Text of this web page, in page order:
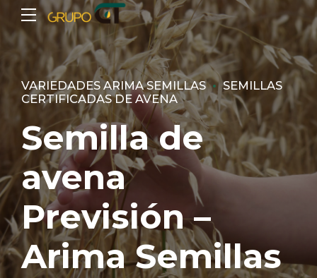
VARIEDADES ARIMA SEMILLAS
SEMILLAS
CERTIFICADAS DE AVENA
Semilla de
avena
Previsión –
Arima Semillas